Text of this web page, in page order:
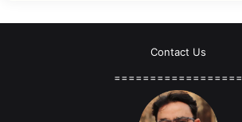
Contact Us
==================